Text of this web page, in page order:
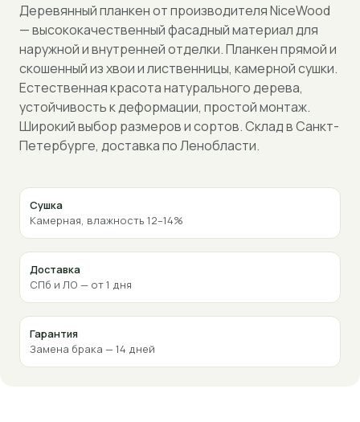
Деревянный планкен от производителя NiceWood
— высококачественный фасадный материал для
наружной и внутренней отделки. Планкен прямой и
скошенный из хвои и лиственницы, камерной сушки.
Естественная красота натурального дерева,
устойчивость к деформации, простой монтаж.
Широкий выбор размеров и сортов. Склад в Санкт-
Петербурге, доставка по Ленобласти.
Сушка
Камерная, влажность 12–14%
Доставка
СПб и ЛО — от 1 дня
Гарантия
Замена брака — 14 дней